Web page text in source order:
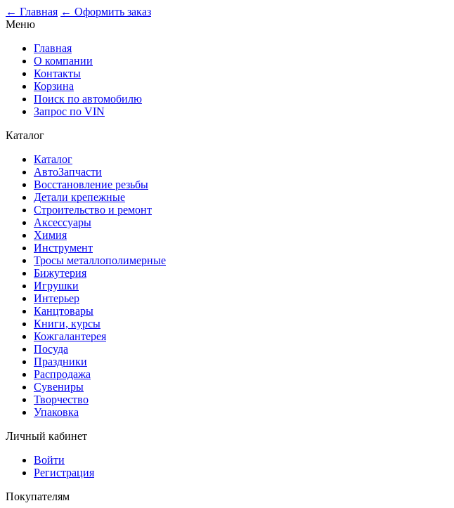
← Главная ← Оформить заказ
Меню
Главная
О компании
Контакты
Корзина
Поиск по автомобилю
Запрос по VIN
Каталог
Каталог
АвтоЗапчасти
Восстановление резьбы
Детали крепежные
Строительство и ремонт
Аксессуары
Химия
Инструмент
Тросы металлополимерные
Бижутерия
Игрушки
Интерьер
Канцтовары
Книги, курсы
Кожгалантерея
Посуда
Праздники
Распродажа
Сувениры
Творчество
Упаковка
Личный кабинет
Войти
Регистрация
Покупателям